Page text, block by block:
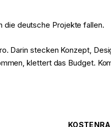
die deutsche Projekte fallen.
Darin stecken Konzept,
klettert das Budget.